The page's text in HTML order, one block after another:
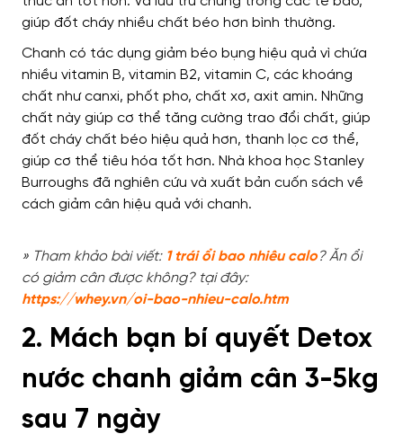
giúp đốt cháy nhiều chất béo hơn bình thường.
Chanh có tác dụng giảm béo bụng hiệu quả vì chứa
nhiều vitamin B, vitamin B2, vitamin C, các khoáng
chất như canxi, phốt pho, chất xơ, axit amin. Những
chất này giúp cơ thể tăng cường trao đổi chất, giúp
đốt cháy chất béo hiệu quả hơn, thanh lọc cơ thể,
giúp cơ thể tiêu hóa tốt hơn. Nhà khoa học Stanley
Burroughs đã nghiên cứu và xuất bản cuốn sách về
cách giảm cân hiệu quả với chanh.
» Tham khảo bài viết: 1 trái ổi bao nhiêu calo? Ăn ổi
có giảm cân được không? tại đây:
https://whey.vn/oi-bao-nhieu-calo.htm
2. Mách bạn bí quyết Detox
nước chanh giảm cân 3-5kg
sau 7 ngày